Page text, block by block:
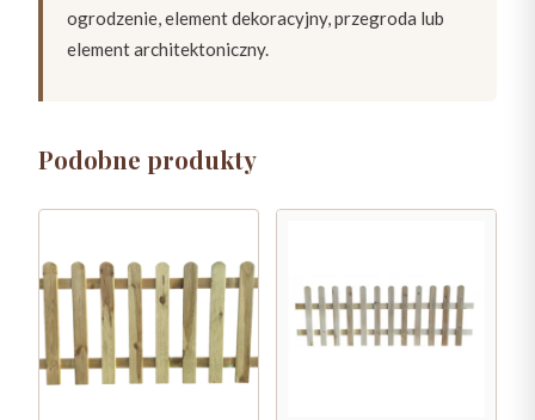
ogrodzenie, element dekoracyjny, przegroda lub
element architektoniczny.
Podobne produkty